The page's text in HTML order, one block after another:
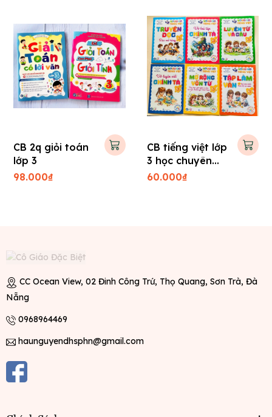
CB 2q giỏi toán
lớp 3
98.000₫
CB tiếng việt lớp
3 học chuyên
sâu
60.000₫
CC Ocean View, 02 Đinh Công Trứ, Thọ Quang, Sơn Trà, Đà
Nẵng
0968964469
haunguyendhsphn@gmail.com